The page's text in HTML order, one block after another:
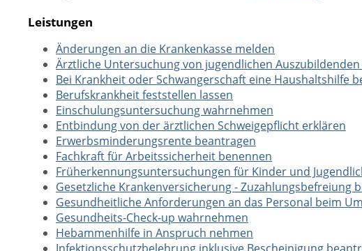
Leistungen
Änderungen an die Krankenkasse melden
Ärztliche Untersuchung von jugendlichen
Bei Krankheit oder Schwangerschaft eine Haushaltshilfe
Berufskrankheit feststellen lassen
Einschulungsuntersuchung wahrnehmen
Entbindung von der ärztlichen Schweigepflicht erklären
Erwerbsminderungsrente beantragen
Fachkraft für Arbeitssicherheit benennen
Früherkennungsuntersuchungen für Kinder und
Gesetzliche Krankenversicherung - Zuzahlungsbefreiung
Gesundheitliche Anforderungen an das Personal beim
Gesundheits-Check-up wahrnehmen
Hebammenhilfe in Anspruch nehmen